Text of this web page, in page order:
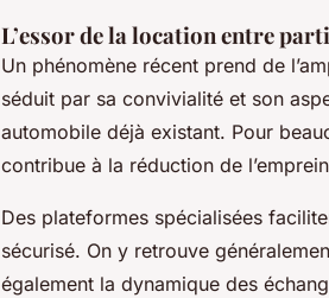
L’essor de la location entre
Un phénomène récent prend de
séduit par sa convivialité et son
automobile déjà existant. Pour
contribue à la réduction de
Des plateformes spécialisées
sécurisé. On y retrouve
également la dynamique des